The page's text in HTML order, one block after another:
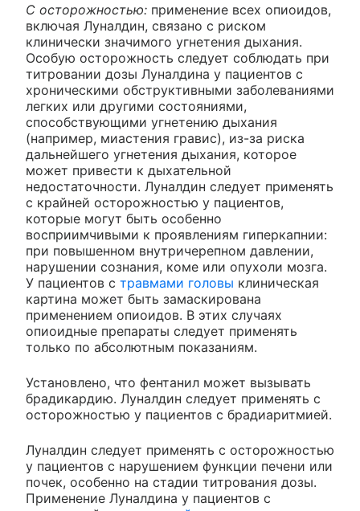
С осторожностью: применение всех опиоидов,
включая Луналдин, связано с риском
клинически значимого угнетения дыхания.
Особую осторожность следует соблюдать при
титровании дозы Луналдина у пациентов с
хроническими обструктивными заболеваниями
легких или другими состояниями,
способствующими угнетению дыхания
(например, миастения гравис), из-за риска
дальнейшего угнетения дыхания, которое
может привести к дыхательной
недостаточности. Луналдин следует применять
с крайней осторожностью у пациентов,
которые могут быть особенно
восприимчивыми к проявлениям гиперкапнии:
при повышенном внутричерепном давлении,
нарушении сознания, коме или опухоли мозга.
У пациентов с травмами головы клиническая
картина может быть замаскирована
применением опиоидов. В этих случаях
опиоидные препараты следует применять
только по абсолютным показаниям.
Установлено, что фентанил может вызывать
брадикардию. Луналдин следует применять с
осторожностью у пациентов с брадиаритмией.
Луналдин следует применять с осторожностью
у пациентов с нарушением функции печени или
почек, особенно на стадии титрования дозы.
Применение Луналдина у пациентов с